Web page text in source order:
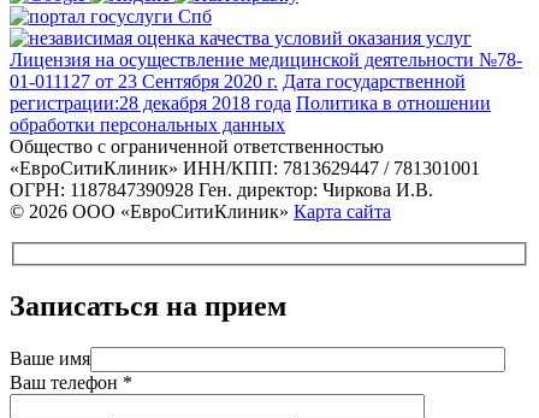
Лицензия на осуществление медицинской деятельности №78-
01-011127 от 23 Сентября 2020 г. Дата государственной
регистрации:28 декабря 2018 года Политика в отношении
обработки персональных данных
Общество с ограниченной ответственностью
«ЕвроСитиКлиник» ИНН/КПП: 7813629447 / 781301001
ОГРН: 1187847390928 Ген. директор: Чиркова И.В.
© 2026 ООО «ЕвроСитиКлиник» Карта сайта
Записаться на прием
Ваше имя
Ваш телефон *